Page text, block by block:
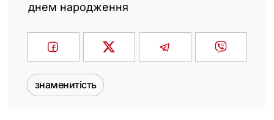
днем народження
знаменитість